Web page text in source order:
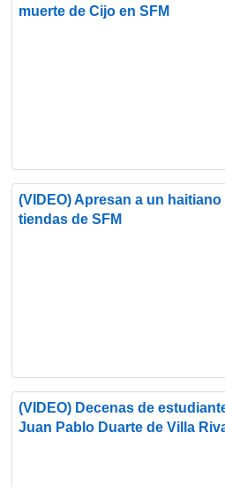
muerte de Cijo en SFM
(VIDEO) Apresan a un
tiendas de SFM
(VIDEO) Decenas de
Juan Pablo Duarte de Villa